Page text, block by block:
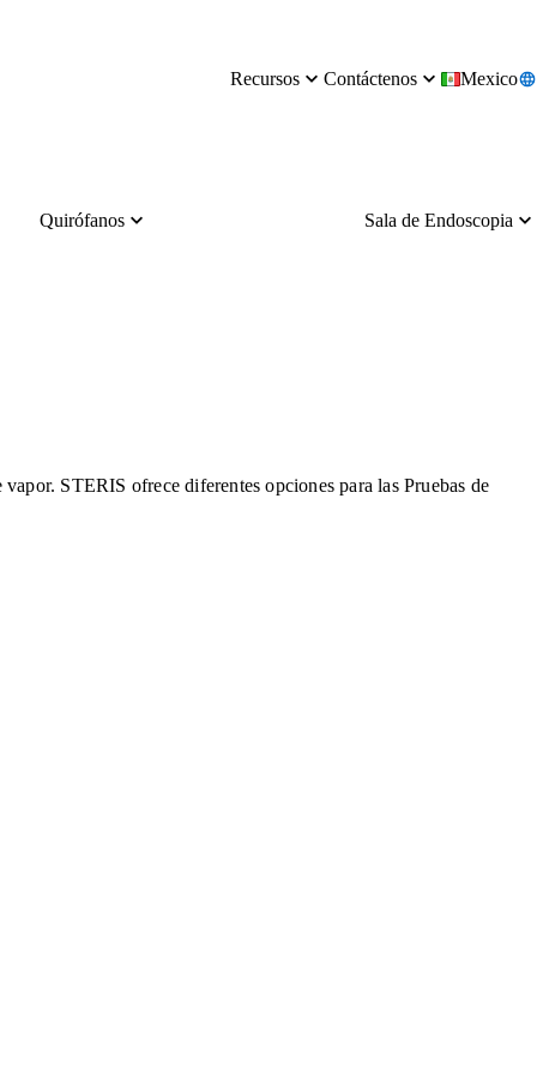
Recursos Contáctenos Mexico
Quirófanos Sala de Endoscopia
STERIS ofrece diferentes opciones para las Pruebas de